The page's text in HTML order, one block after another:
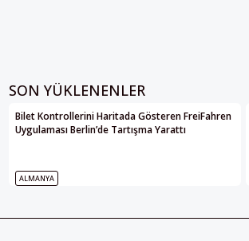
SON YÜKLENENLER
Bilet Kontrollerini Haritada Gösteren FreiFahren
Uygulaması Berlin’de Tartışma Yarattı
ALMANYA